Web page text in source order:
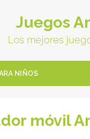
Juegos
Los mejores
NIÑOS
móvil